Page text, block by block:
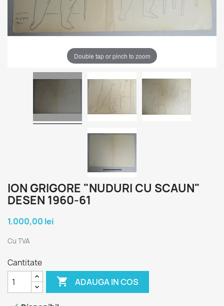
Double tap or pinch to zoom
ION GRIGORE "NUDURI CU SCAUN"
DESEN 1960-61
1.000,00 lei
Cu TVA
Cantitate
 ADAUGA IN COS